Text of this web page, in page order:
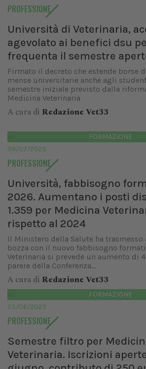
PROFESSIONE
Università di Veterinaria,
agevolato ai benefici dsu
frequenta il semestre
Firmato il decreto che estende borse
mense universitarie anche agli
semestre iniziale previsto dalla
Medicina Veterinaria
A cura di Redazione Vet33
FORMAZIONE
09/07/2025
PROFESSIONE
Università, fabbisogno
2026. Aumentano i posti
1.359 per Medicina
rispetto al 2024
Il Ministero della Salute ha trasmesso
bozza con il nuovo fabbisogno
Veterinaria si prevede un aumento di
parere della Conferenza...
A cura di Redazione Vet33
FORMAZIONE
23/06/2025
PROFESSIONE
Semestre filtro per
Veterinaria. Iscrizioni